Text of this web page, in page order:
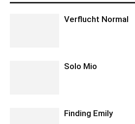
Verflucht Normal
Solo Mio
Finding Emily